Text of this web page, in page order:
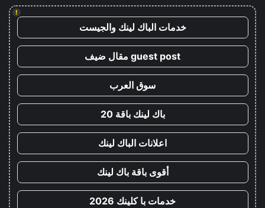
!
خدمات الباك لينك والجيست
guest post مقال ضيف
سوق العرب
باك لينك باقة 20
اعلانات الباك لينك
أقوى باقة باك لينك
خدمات با كلينك 2026